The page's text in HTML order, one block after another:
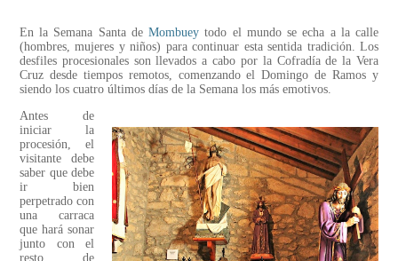
En la Semana Santa deMombuey todo el mundo se echa a la calle
(hombres, mujeres y niños) para continuar esta sentida tradición. Los
desfiles procesionales son llevados a cabo por la Cofradía de la Vera
Cruz desde tiempos remotos, comenzando el Domingo de Ramos y
siendo los cuatro últimos días de la Semana los más emotivos.
Antes de
iniciar la
procesión, el
visitante debe
saber que debe
ir bien
perpetrado con
una carraca
que hará sonar
junto con el
resto de